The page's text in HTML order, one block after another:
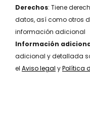
Derechos: Tiene
datos, así como otros
información adicional
Información
adicional y detallada
el Aviso legal yPolítica